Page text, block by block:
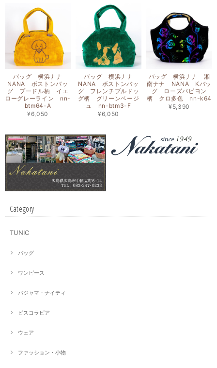
バッグ 横浜ナナ
NANA ボストンバッ
グ プードル柄 イエ
ローグレーライン nn-
btm64-A
¥6,050
バッグ 横浜ナナ
NANA ボストンバッ
グ フレンチブルドッ
グ柄 グリーンベージ
ュ nn-btm3-F
¥6,050
バッグ 横浜ナナ 湘
南ナナ NANA Kバッ
グ ローズパピヨン
柄 クロ多色 nn-k64
¥5,390
Category
TUNIC
バッグ
ワンピース
パジャマ・ナイティ
ビスコラピア
ウェア
ファッション・小物